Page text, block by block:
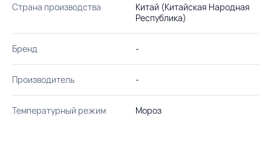
Страна производства
Китай (Китайская Народная
Республика)
Бренд -
Производитель -
Температурный режим Мороз